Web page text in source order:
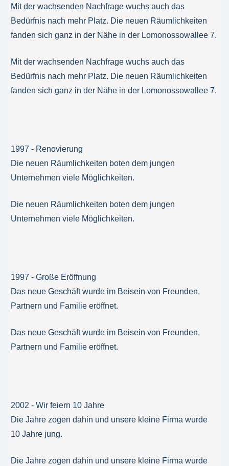
Mit der wachsenden Nachfrage wuchs auch das
Bedürfnis nach mehr Platz. Die neuen Räumlichkeiten
fanden sich ganz in der Nähe in der Lomonossowallee 7.
Mit der wachsenden Nachfrage wuchs auch das
Bedürfnis nach mehr Platz. Die neuen Räumlichkeiten
fanden sich ganz in der Nähe in der Lomonossowallee 7.
1997 - Renovierung
Die neuen Räumlichkeiten boten dem jungen
Unternehmen viele Möglichkeiten.
Die neuen Räumlichkeiten boten dem jungen
Unternehmen viele Möglichkeiten.
1997 - Große Eröffnung
Das neue Geschäft wurde im Beisein von Freunden,
Partnern und Familie eröffnet.
Das neue Geschäft wurde im Beisein von Freunden,
Partnern und Familie eröffnet.
2002 - Wir feiern 10 Jahre
Die Jahre zogen dahin und unsere kleine Firma wurde
10 Jahre jung.
Die Jahre zogen dahin und unsere kleine Firma wurde